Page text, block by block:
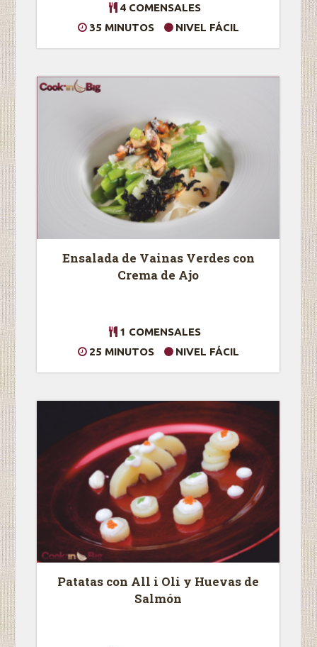
4 COMENSALES
35 MINUTOS
NIVEL FÁCIL
Ensalada de Vainas Verdes con
Crema de Ajo
1 COMENSALES
25 MINUTOS
NIVEL FÁCIL
Patatas con All i Oli y Huevas de
Salmón